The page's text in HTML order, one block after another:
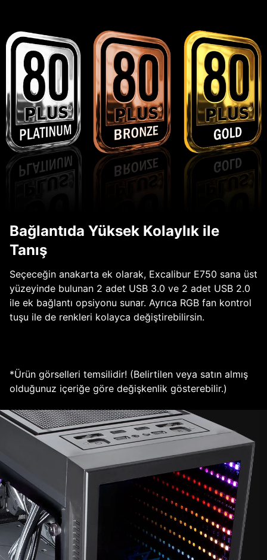
Bağlantıda Yüksek Kolaylık ile
Tanış
Seçeceğin anakarta ek olarak, Excalibur E750 sana üst
yüzeyinde bulunan 2 adet USB 3.0 ve 2 adet USB 2.0
ile ek bağlantı opsiyonu sunar. Ayrıca RGB fan kontrol
tuşu ile de renkleri kolayca değiştirebilirsin.
*Ürün görselleri temsilidir! (Belirtilen veya satın almış
olduğunuz içeriğe göre değişkenlik gösterebilir.)